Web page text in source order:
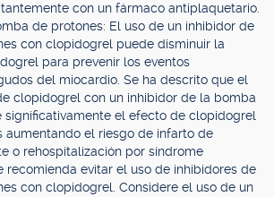
con un fármaco antiplaquetario.
de protones: El uso de un inhibidor de
con clopidogrel puede disminuir la
para prevenir los eventos
del miocardio. Se ha descrito que el
clopidogrel con un inhibidor de la bomba
significativamente el efecto de clopidogrel
aumentando el riesgo de infarto de
o rehospitalización por síndrome
recomienda evitar el uso de inhibidores de
con clopidogrel. Considere el uso de un